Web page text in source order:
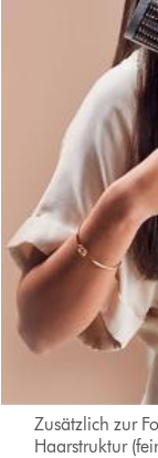
Zusätzlich zur
Haarstruktur